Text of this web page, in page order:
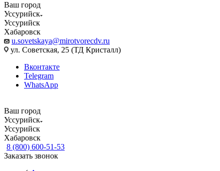
Ваш город
Уссурийск
Уссурийск
Хабаровск
u.sovetskaya@mirotvorecdv.ru
ул. Советская, 25 (ТД Кристалл)
Вконтакте
Telegram
WhatsApp
Ваш город
Уссурийск
Уссурийск
Хабаровск
8 (800) 600-51-53
Заказать звонок